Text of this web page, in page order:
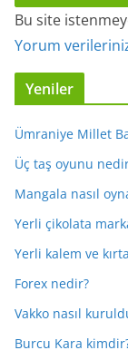
Bu site
Yorum
Yeniler
Ümraniye Millet
Üç taş oyunu
Mangala nasıl
Yerli çikolata
Yerli kalem ve
Forex nedir?
Vakko nasıl
Burcu Kara